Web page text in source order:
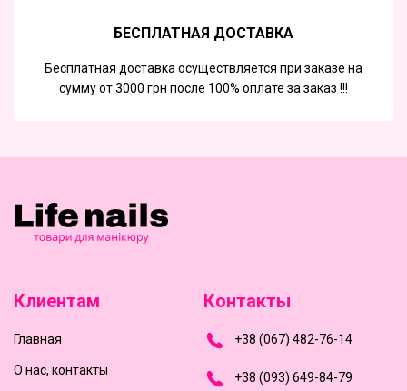
БЕСПЛАТНАЯ ДОСТАВКА
Бесплатная доставка осуществляется при заказе на
сумму от 3000 грн после 100% оплате за заказ !!!
Клиентам
Главная
О нас, контакты
Контакты
+38 (067) 482-76-14
+38 (093) 649-84-79